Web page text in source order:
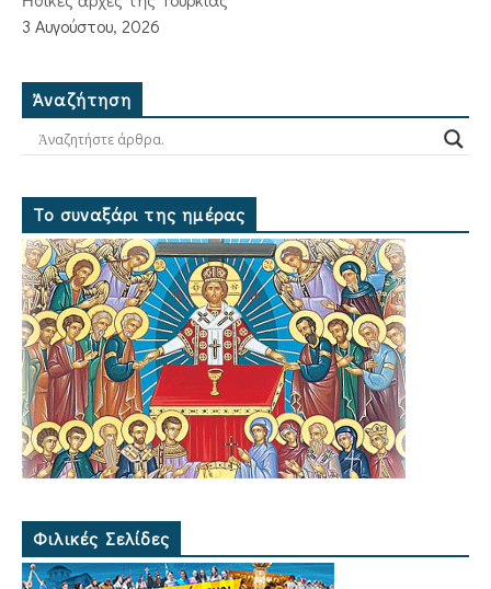
3 Αυγούστου, 2026
Ἀναζήτηση
Το συναξάρι της ημέρας
Φιλικές Σελίδες